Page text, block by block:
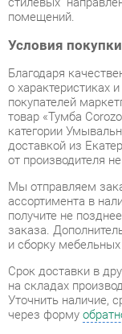
Благодаря
о характеристиках и
покупателей
товар «Тумба Corozo
категории
доставкой из
от производителя не
Мы отправляем
ассортимента в
получите не позднее
заказа.
Срок доставки в
на складах
Уточнить наличие,
через форму
В любой момент до
течение 7-ми дней
изменить выборили
Несмотря на